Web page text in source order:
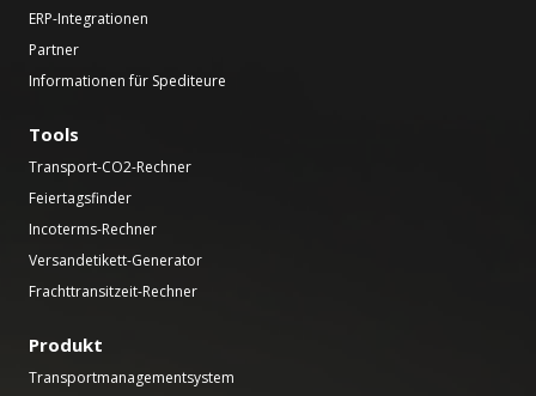
ERP-Integrationen
Partner
Informationen für Spediteure
Tools
Transport-CO2-Rechner
Feiertagsfinder
Incoterms-Rechner
Versandetikett-Generator
Frachttransitzeit-Rechner
Produkt
Transportmanagementsystem